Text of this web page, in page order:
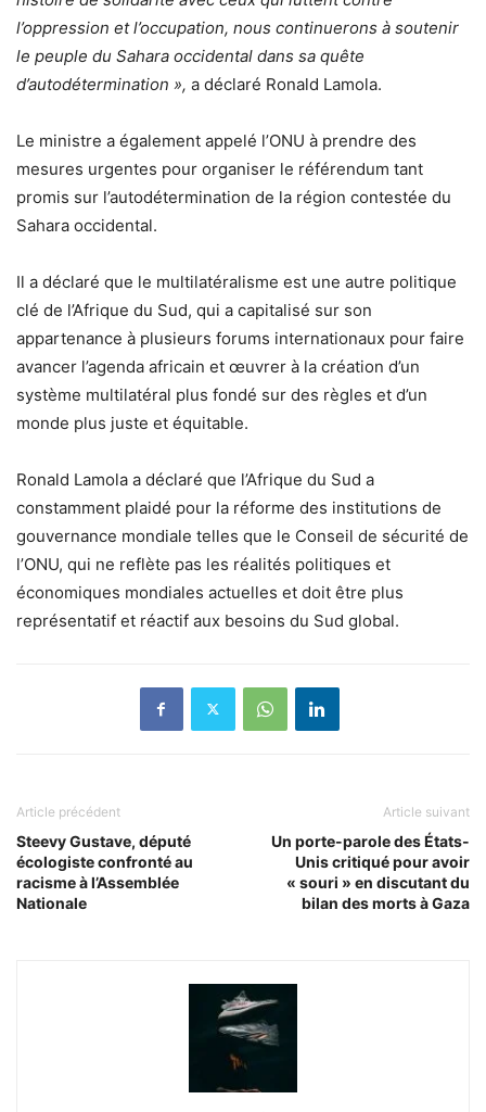
l’oppression et l’occupation, nous continuerons à soutenir
le peuple du Sahara occidental dans sa quête
d’autodétermination », a déclaré Ronald Lamola.
Le ministre a également appelé l’ONU à prendre des
mesures urgentes pour organiser le référendum tant
promis sur l’autodétermination de la région contestée du
Sahara occidental.
Il a déclaré que le multilatéralisme est une autre politique
clé de l’Afrique du Sud, qui a capitalisé sur son
appartenance à plusieurs forums internationaux pour faire
avancer l’agenda africain et œuvrer à la création d’un
système multilatéral plus fondé sur des règles et d’un
monde plus juste et équitable.
Ronald Lamola a déclaré que l’Afrique du Sud a
constamment plaidé pour la réforme des institutions de
gouvernance mondiale telles que le Conseil de sécurité de
l’ONU, qui ne reflète pas les réalités politiques et
économiques mondiales actuelles et doit être plus
représentatif et réactif aux besoins du Sud global.
Article précédent
Steevy Gustave, député
écologiste confronté au
racisme à l’Assemblée
Nationale
Article suivant
Un porte-parole des États-
Unis critiqué pour avoir
« souri » en discutant du
bilan des morts à Gaza